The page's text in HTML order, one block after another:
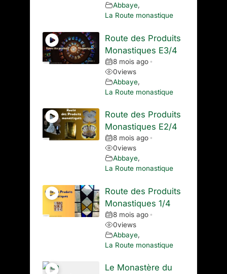
Abbaye,
La Route monastique
Route des Produits
Monastiques E3/4
8 mois ago •
0views
Abbaye,
La Route monastique
Route des Produits
Monastiques E2/4
8 mois ago •
0views
Abbaye,
La Route monastique
Route des Produits
Monastiques 1/4
8 mois ago •
0views
Abbaye,
La Route monastique
Le Monastère du